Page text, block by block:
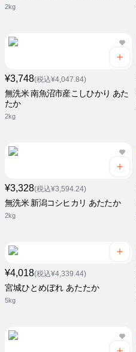
2kg
¥3,748(税込¥4,047.84)
無洗米 南魚沼市産こしひかり あた
たか
2kg
¥3,328(税込¥3,594.24)
無洗米 新潟コシヒカリ あたたか
2kg
¥4,018(税込¥4,339.44)
宮城ひとめぼれ あたたか
5kg